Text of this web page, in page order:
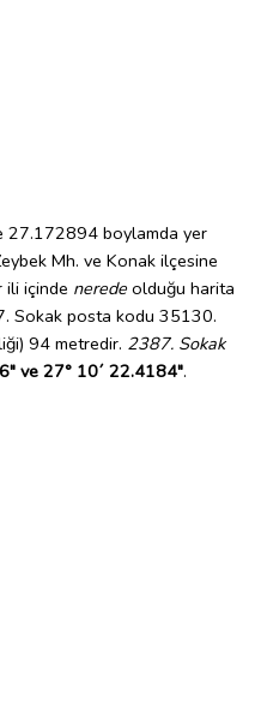
boylamda yer
Mh. ve Konak ilçesine
ili içinde nerede olduğu harita
Sokak posta kodu 35130.
94 metredir. 2387. Sokak
ve 27° 10´ 22.4184".